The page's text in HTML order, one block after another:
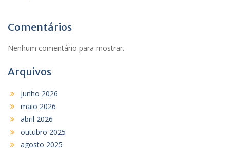
Comentários
Nenhum comentário para mostrar.
Arquivos
junho 2026
maio 2026
abril 2026
outubro 2025
agosto 2025